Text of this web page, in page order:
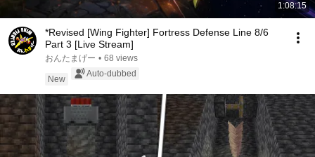
1:08:15
*Revised [Wing Fighter] Fortress Defense Line 8/6
Part 3 [Live Stream]
おんたまげー • 68 views
New
Auto-dubbed